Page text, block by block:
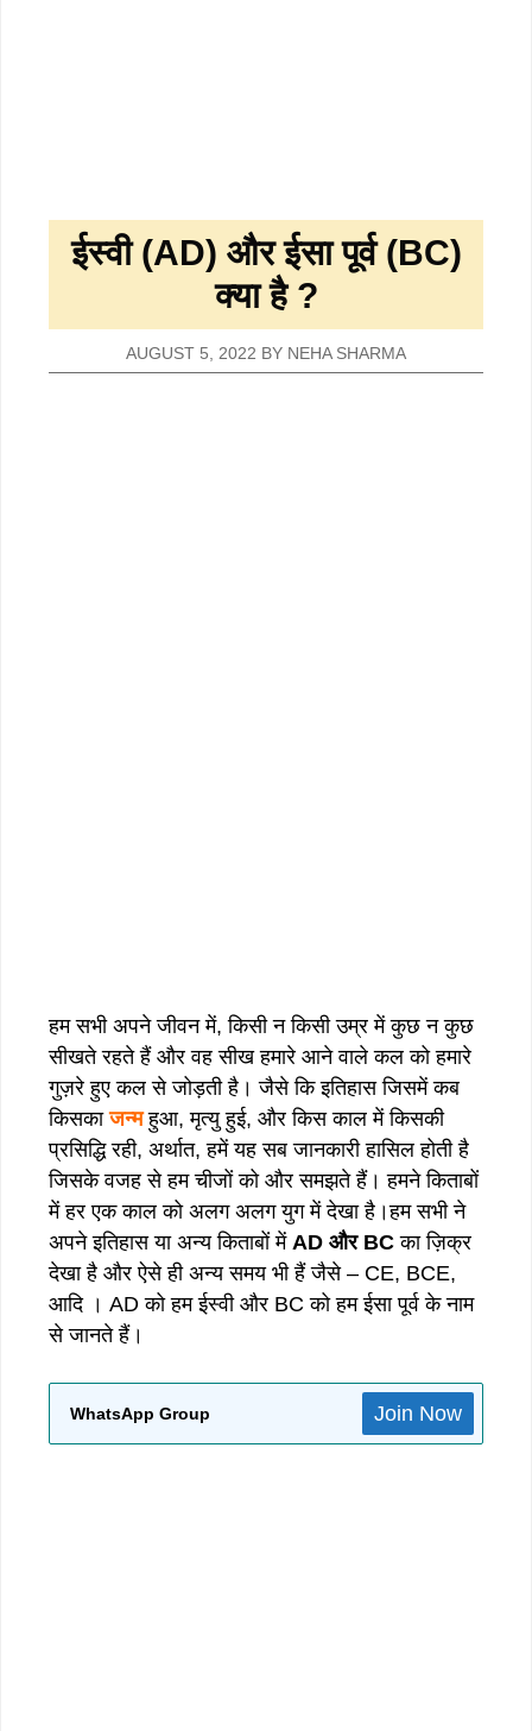
ईस्वी (AD) और ईसा पूर्व (BC)
क्या है ?
AUGUST 5, 2022 BY NEHA SHARMA
हम सभी अपने जीवन में, किसी न किसी उम्र में कुछ न कुछ
सीखते रहते हैं और वह सीख हमारे आने वाले कल को हमारे
गुज़रे हुए कल से जोड़ती है। जैसे कि इतिहास जिसमें कब
किसकाजन्महुआ, मृत्यु हुई, और किस काल में किसकी
प्रसिद्धि रही, अर्थात, हमें यह सब जानकारी हासिल होती है
जिसके वजह से हम चीजों को और समझते हैं। हमने किताबों
में हर एक काल को अलग अलग युग में देखा है।हम सभी ने
अपने इतिहास या अन्य किताबों में AD और BC का ज़िक्र
देखा है और ऐसे ही अन्य समय भी हैं जैसे – CE, BCE,
आदि । AD को हम ईस्वी और BC को हम ईसा पूर्व के नाम
से जानते हैं।
WhatsApp Group Join Now